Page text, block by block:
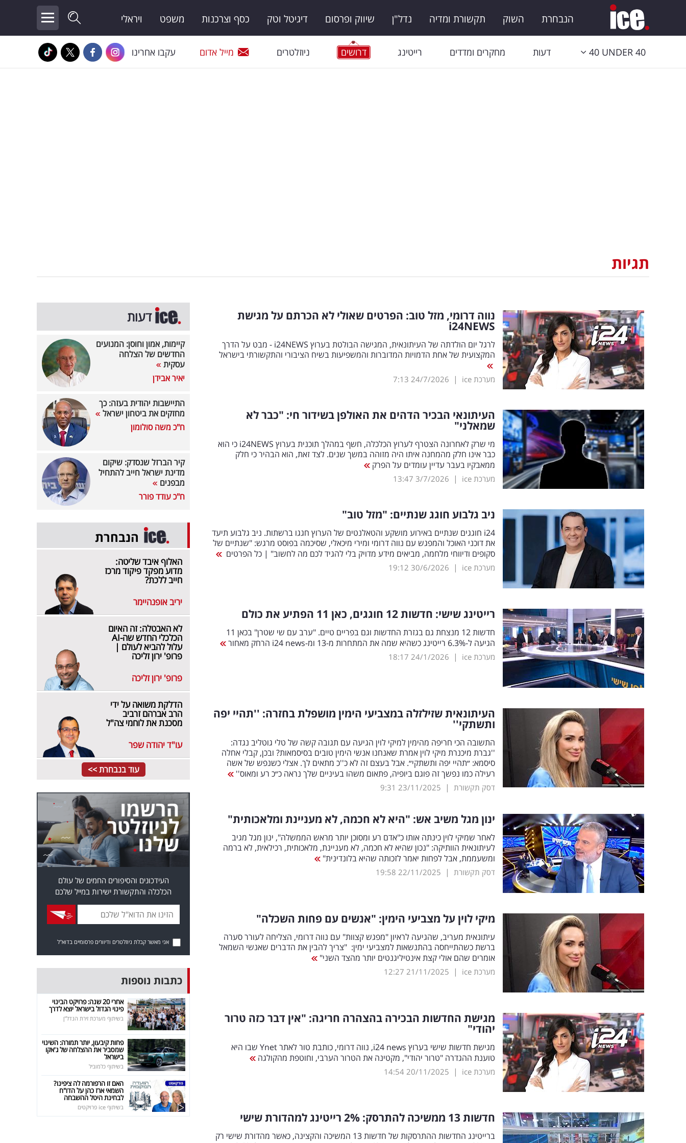
הנבחרת השוק תקשורת ומדיה נדל"ן שיווק ופרסום דיגיטל וטק כסף וצרכנות משפט ויראלי
40 UNDER 40 דעות מחקרים ומדדים רייטינג דרושים ניוזלטרים מייל אדום עקבו אחרינו
תגיות
נווה דרומי, מזל טוב: הפרטים שאולי לא הכרתם על מגישת
i24NEWS
לרגל יום הולדתה של העיתונאית, המגישה הבולטת בערוץ i24NEWS - מבט על הדרך
המקצועית של אחת הדמויות המדוברות והמשפיעות בשיח הציבורי והתקשורתי בישראל
מערכת ice |
24/7/2026
7:13
העיתונאי הבכיר הדהים את האולפן בשידור חי: "כבר לא
שמאלני"
מי שרק לאחרונה הצטרף לערוץ הכלכלה, חשף במהלך תוכנית בערוץ i24NEWS כי הוא
כבר אינו חלק מהמחנה איתו היה מזוהה במשך שנים. לצד זאת, הוא הבהיר כי חלק
ממאבקיו בעבר עדיין עומדים על הפרק
מערכת ice |
3/7/2026
13:47
ניב גלבוע חוגג שנתיים: "מזל טוב"
i24 חוגגים שנתיים באירוע מושקע והטאלנטים של הערוץ חגגו ברשתות. ניב גלבוע תיעד
את דוכני האוכל והמפגש עם נווה דרומי ומירי מיכאלי, שסיכמה בפוסט מרגש: "שנתיים של
סקופים ודיווחי מלחמה, מביאים מידע מדויק בלי להגיד לכם מה לחשוב" | כל הפרטים
מערכת ice |
30/6/2026
19:12
רייטינג שישי: חדשות 12 חוגגים, כאן 11 הפתיע את כולם
חדשות 12 מנצחת גם בגזרת החדשות וגם בפריים טיים. "ערב עם שי שטרן" בכאן 11
הגיעה ל-6.3% רייטינג כשהיא שמה את המתחרות מ-13 ומ-i24 news הרחק מאחור
מערכת ice |
24/1/2026
18:17
העיתונאית שזילזלה במצביעי הימין מושפלת בחזרה: ''תהיי יפה
ותשתקי''
התשובה הכי חריפה מהימין למיקי לוין הגיעה עם תגובה קשה של טלי גוטליב נגדה:
''גברת מיכנרת מיקי לוין אמרת שאנחנו אנשי הימין טובים בסיסמאות? ובכן, קבלי אחלה
סיסמא: ״תהיי יפה ותשתקי״. אבל בעצם זה לא כ''כ מתאים לך. אצלי כשנפש של אשה
רעילה כמו נפשך זה פוגם ביופיה, פתאום משהו בעיניים שלך נראה כ״כ רע ומאוס''
דסק תקשורת |
23/11/2025
9:31
ינון מגל משיב אש: "היא לא חכמה, לא מעניינת ומלאכותית"
לאחר שמיקי לוין כינתה אותו כ"אדם רע ומסוכן יותר מראש הממשלה", ינון מגל מגיב
לעיתונאית הוותיקה: "נכון שהיא לא חכמה, לא מעניינת, מלאכותית, רכילאית, לא ברמה
ומשעממת, אבל לפחות יאמר לזכותה שהיא בלונדינית"
דסק תקשורת |
22/11/2025
19:58
מיקי לוין על מצביעי הימין: "אנשים עם פחות השכלה"
עיתונאית מעריב, שהגיעה לראיון "מפגש קצוות" עם נווה דרומי, הצליחה לעורר סערה
ברשת כשהתייחסה בהתנשאות למצביעי ימין: "צריך להבין את הדברים שאנשי השמאל
אומרים שהם אולי קצת אינטיליגנטים יותר מהצד השני"
מערכת ice |
21/11/2025
12:27
מגישת החדשות הבכירה בהצהרה חריגה: "אין דבר כזה טרור
יהודי"
מגישת חדשות שישי בערוץ i24 news, נווה דרומי, כותבת טור לאתר Ynet שבו היא
טוענת ההגדרה "טרור יהודי", מקטינה את הטרור הערבי, וחוטפת מהקולגה
מערכת ice |
20/11/2025
14:54
חדשות 13 ממשיכה להתרסק: 2 % רייטינג למהדורת שישי
ברייטינג החדשות ‏ההתרסקות של חדשות 13 המשיכה והקצינה, כאשר מהדורת שישי רק
דעות
קיימות, אמון וחוסן: המנועים
החדשים של הצלחה
עסקית
יאיר אבידן
התיישבות יהודית בעזה: כך
מחזקים את ביטחון ישראל
ח"כ משה סולומון
קיר הברזל שנסדק: שיקום
מדינת ישראל חייב להתחיל
מבפנים
ח"כ עודד פורר
הנבחרת
האלוף איבד שליטה:
מדוע מפקד פיקוד מרכז
חייב ללכת?
יריב אופנהיימר
לא האבטלה: זה האיום
הכלכלי החדש שה-AI
עלול להביא לעולם |
פרופ' ירון זליכה
פרופ' ירון זליכה
הדלקת משואה על ידי
הרב אברהם זרביב
מסכנת את לוחמי צה"ל
עו"ד יהודה שפר
עוד בנבחרת >>
העידכונים והסיפורים החמים של עולם
הכלכלה והתקשורת ישירות במייל שלכם
אני מאשר קבלת ניוזלטרים ודיוורים פרסומיים בדוא"ל
כתבות נוספות
אחרי 20 שנה: פרויקט הבינוי
פינוי הגדול בישראל יוצא לדרך
בשיתוף מערכת זירת הנדל"ן
פחות קיבעון, יותר תמורה: השינוי
שמסביר את ההצלחה של ג'אקו
בישראל
בשיתוף כלמוביל
האם זו הרפורמה לה ציפינו?
השמאי ארז כהן על הדו"ח
לבחינת היטל ההשבחה
בשיתוף ice פרויקטים